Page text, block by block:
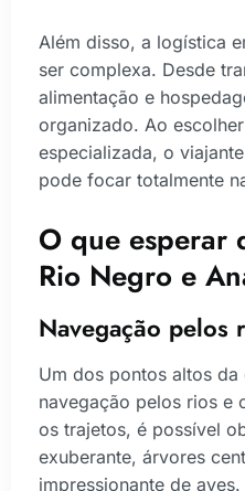
Além disso, a logística
ser complexa. Desde
alimentação e
organizado. Ao
especializada, o
pode focar totalmente
O que esperar
Rio Negro e
Navegação pelos
Um dos pontos altos da
navegação pelos rios e
os trajetos, é possível
exuberante, árvores
impressionante de aves.